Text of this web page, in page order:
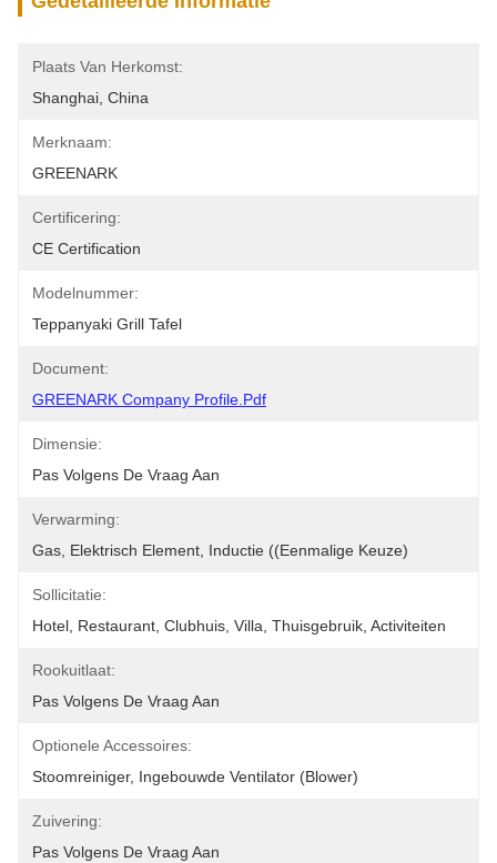
Plaats Van Herkomst:
Shanghai, China
Merknaam:
GREENARK
Certificering:
CE Certification
Modelnummer:
Teppanyaki Grill Tafel
Document:
GREENARK Company Profile.pdf
Dimensie:
Pas Volgens De Vraag Aan
Verwarming:
Gas, Elektrisch Element, Inductie ((Eenmalige Keuze)
Sollicitatie:
Hotel, Restaurant, Clubhuis, Villa, Thuisgebruik, Activiteiten
Rookuitlaat:
Pas Volgens De Vraag Aan
Optionele Accessoires:
Stoomreiniger, Ingebouwde Ventilator (blower)
Zuivering:
Pas Volgens De Vraag Aan